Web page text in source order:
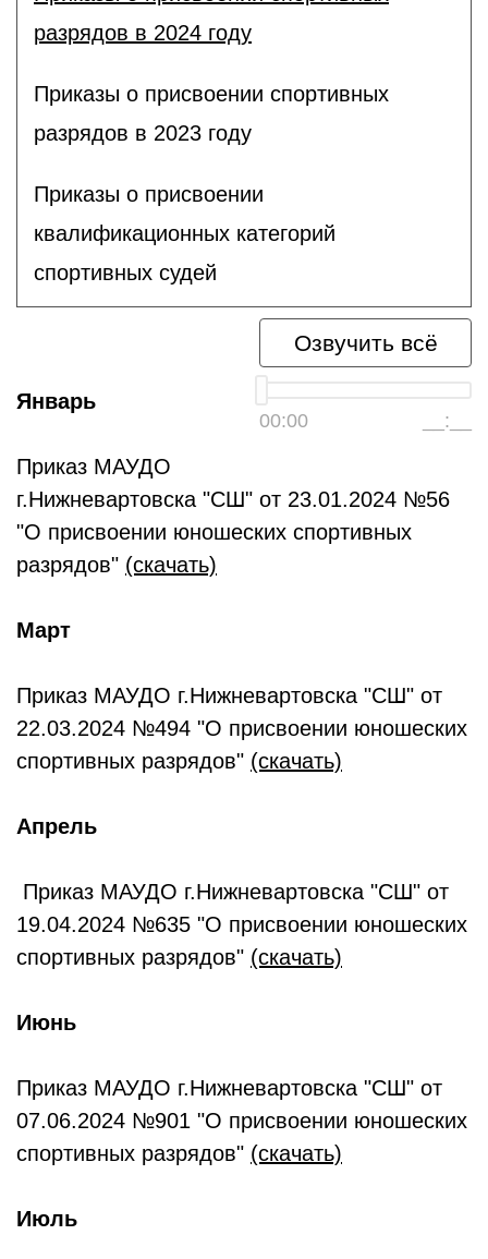
разрядов в 2024 году
Приказы о присвоении спортивных
разрядов в 2023 году
Приказы о присвоении
квалификационных категорий
спортивных судей
Озвучить всё
00:00 __:__
Январь
Приказ МАУДО
г.Нижневартовска "СШ" от 23.01.2024 №56
"О присвоении юношеских спортивных
разрядов" (скачать)
Март
Приказ МАУДО г.Нижневартовска "СШ" от
22.03.2024 №494 "О присвоении юношеских
спортивных разрядов" (скачать)
Апрель
Приказ МАУДО г.Нижневартовска "СШ" от
19.04.2024 №635 "О присвоении юношеских
спортивных разрядов" (скачать)
Июнь
Приказ МАУДО г.Нижневартовска "СШ" от
07.06.2024 №901 "О присвоении юношеских
спортивных разрядов" (скачать)
Июль